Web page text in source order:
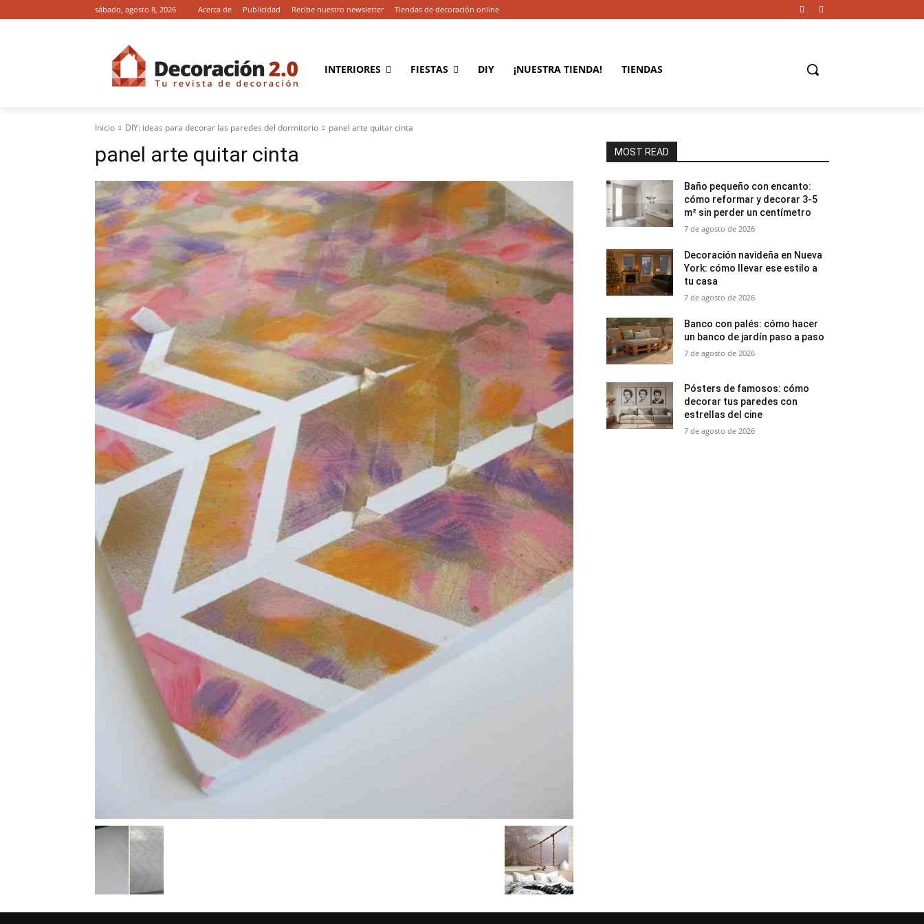
sábado, agosto 8, 2026 Acerca de Publicidad Recibe nuestro newsletter Tiendas de decoración online
INTERIORES FIESTAS DIY ¡NUESTRA TIENDA! TIENDAS
Inicio DIY: ideas para decorar las paredes del dormitorio panel arte quitar cinta
panel arte quitar cinta MOST READ
Baño pequeño con encanto:
cómo reformar y decorar 3-5
m² sin perder un centímetro
7 de agosto de 2026
Decoración navideña en Nueva
York: cómo llevar ese estilo a
tu casa
7 de agosto de 2026
Banco con palés: cómo hacer
un banco de jardín paso a paso
7 de agosto de 2026
Pósters de famosos: cómo
decorar tus paredes con
estrellas del cine
7 de agosto de 2026